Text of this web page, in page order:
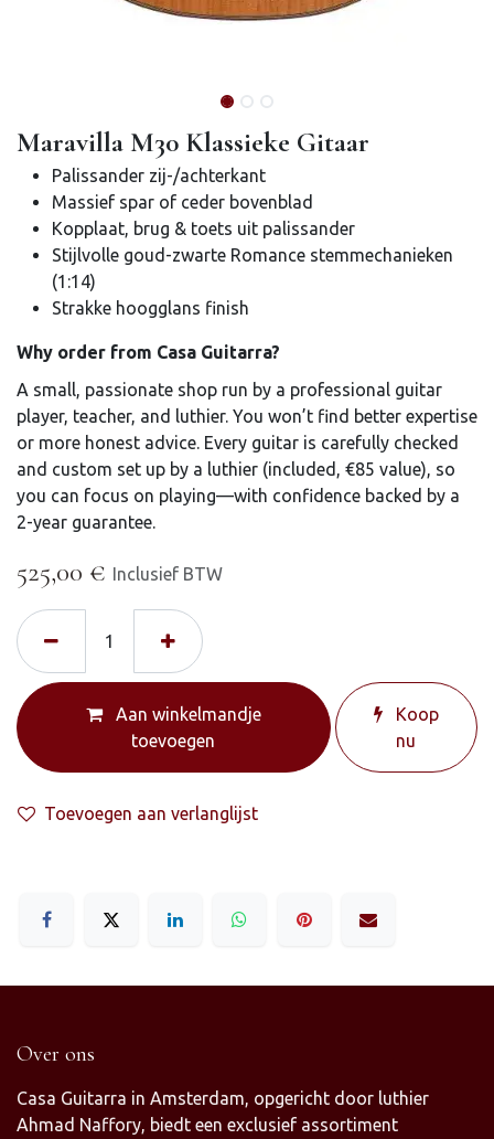
Maravilla M30 Klassieke Gitaar
Palissander zij-/achterkant
Massief spar of ceder bovenblad
Kopplaat, brug & toets uit palissander
Stijlvolle goud-zwarte Romance stemmechanieken
(1:14)
Strakke hoogglans finish
Why order from Casa Guitarra?
A small, passionate shop run by a professional guitar
player, teacher, and luthier. You won’t find better expertise
or more honest advice. Every guitar is carefully checked
and custom set up by a luthier (included, €85 value), so
you can focus on playing—with confidence backed by a
2-year guarantee.
525,00 € Inclusief BTW
Aan winkelmandje
toevoegen
Koop
nu
Toevoegen aan verlanglijst
Over ons
Casa Guitarra in Amsterdam, opgericht door luthier
Ahmad Naffory, biedt een exclusief assortiment